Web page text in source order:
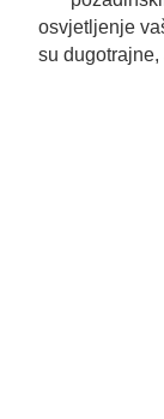
osvjetljenje
su